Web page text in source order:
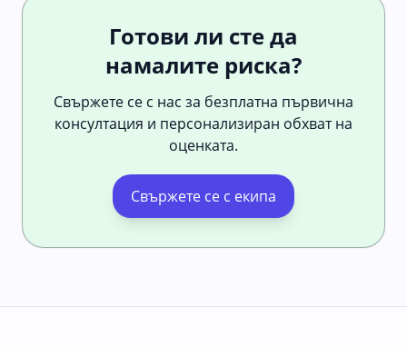
Готови ли сте да
намалите риска?
Свържете се с нас за безплатна първична
консултация и персонализиран обхват на
оценката.
Свържете се с екипа